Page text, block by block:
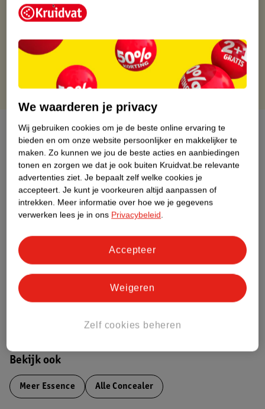
Op werkdagen voor 22:00 uur besteld, volgende dag in huis
Gratis thuisbezorgd vanaf 50.00
Gratis punten met je Kruidvat kaart
Over dit product
Productinformatie
Etiketinformatie
Impact Score.
Bekijk ook
Meer Essence Alle Concealer
We waarderen je privacy
Wij gebruiken cookies om je de beste online ervaring te
bieden en om onze website persoonlijker en makkelijker te
maken. Zo kunnen we jou de beste acties en aanbiedingen
tonen en zorgen we dat je ook buiten Kruidvat.be relevante
advertenties ziet. Je bepaalt zelf welke cookies je
accepteert. Je kunt je voorkeuren altijd aanpassen of
intrekken. Meer informatie over hoe we je gegevens
verwerken lees je in ons Privacybeleid.
Zelf cookies beheren
Weigeren
Accepteer